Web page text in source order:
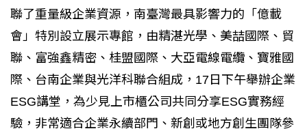
聯了重量級企業資源，南臺灣最具影響力的「億載
會」特別設立展示專館，由精湛光學、美喆國際、貿
聯、富強鑫精密、桂盟國際、大亞電線電纜、寶雅國
際、台南企業與光洋科聯合組成，17日下午舉辦企業
ESG講堂，為少見上市櫃公司共同分享ESG實務經
驗，非常適合企業永續部門、新創或地方創生團隊參